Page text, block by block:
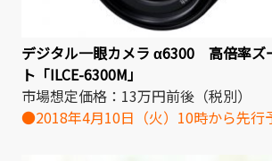
デジタル一眼カメラ α6300 高倍率ズ
ト「ILCE-6300M」
市場想定価格：13万円前後（税別）
●2018年4月10日（火）10時から先行